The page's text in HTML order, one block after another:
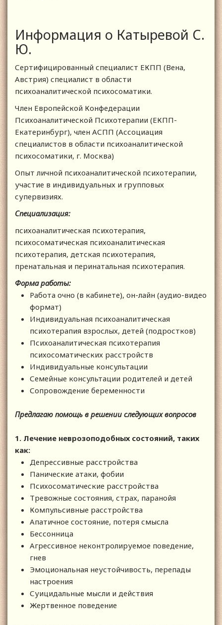
Информация о Катыревой С.
Ю.
Сертифицированный специалист ЕКПП (Вена,
Австрия) специалист в области
психоаналитической психосоматики.
Член Европейской Конфедерации
Психоаналитической Психотерапии (ЕКПП-
Екатеринбург), член АСПП (Ассоциация
специалистов в области психоаналитической
психосоматики, г. Москва)
Опыт личной психоаналитической психотерапии,
участие в индивидуальных и групповых
супервизиях.
Специализация:
психоаналитическая психотерапия,
психосоматическая психоаналитическая
психотерапия, детская психотерапия,
пренатальная и перинатальная психотерапия.
Форма работы:
Работа очно (в кабинете), он-лайн (аудио-видео
формат)
Индивидуальная психоаналитическая
психотерапия взрослых, детей (подростков)
Психоаналитическая психотерапия
психосоматических расстройств
Индивидуальные консультации
Семейные консультации родителей и детей
Сопровождение беременности
Предлагаю помощь в решении следующих вопросов
1. Лечение неврозоподобных состояний, таких
как:
Депрессивные расстройства
Панические атаки, фобии
Психосоматические расстройства
Тревожные состояния, страх, паранойя
Компульсивные расстройства
Апатичное состояние, потеря смысла
Бессонница
Агрессивное неконтролируемое поведение,
гнев
Эмоциональная неустойчивость, перепады
настроения
Суицидальные мысли и действия
Жертвенное поведение